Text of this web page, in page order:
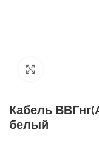
Кабель
белый